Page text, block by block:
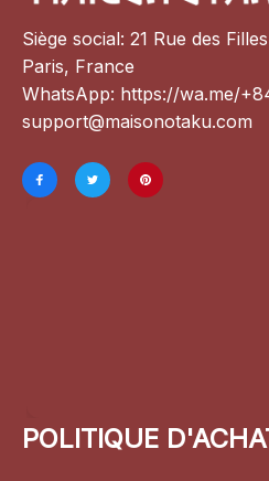
Siège social: 21 Rue des
Paris, France
WhatsApp: https://wa.me/
support@maisonotaku.com
POLITIQUE